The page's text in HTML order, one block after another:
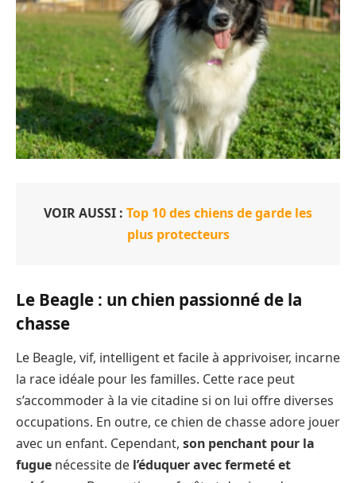
VOIR AUSSI : Top 10 des chiens de garde les
plus protecteurs
Le Beagle : un chien passionné de la
chasse
Le Beagle, vif, intelligent et facile à apprivoiser, incarne
la race idéale pour les familles. Cette race peut
s’accommoder à la vie citadine si on lui offre diverses
occupations. En outre, ce chien de chasse adore jouer
avec un enfant. Cependant, son penchant pour la
fugue nécessite de l’éduquer avec fermeté et